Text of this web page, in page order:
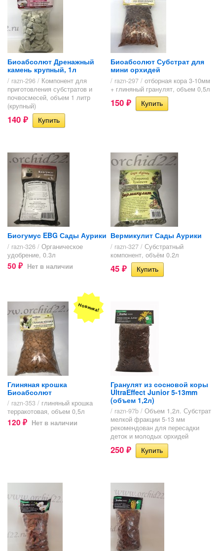
Биоабсолют Дренажный
камень крупный, 1л
/ razn-296 / Компонент для
приготовления субстратов и
почвосмесей, объем 1 литр
(крупный)
140 ₽
Биоабсолют Субстрат для
мини орхидей
/ razn-297 / отборная кора 3-10мм
+ глиняный гранулят, объем 0,5л
150 ₽
Биогумус EBG Сады Аурики
/ razn-326 / ​Органическое
удобрение, 0.3л
50 ₽ Нет в наличии
Вермикулит Сады Аурики
/ razn-327 / Субстратный
компонент, объём 0.2л
45 ₽
Новинка!
Глиняная крошка
Биоабсолют
/ razn-353 / глиняный крошка
терракотовая, объем 0,5л
120 ₽ Нет в наличии
Гранулят из сосновой коры
UltraEffect Junior 5-13mm
(объем 1,2л)
/ razn-97b / Объем 1,2л. Субстрат
мелкой фракции 5-13 мм
рекомендован для пересадки
деток и молодых орхидей
250 ₽